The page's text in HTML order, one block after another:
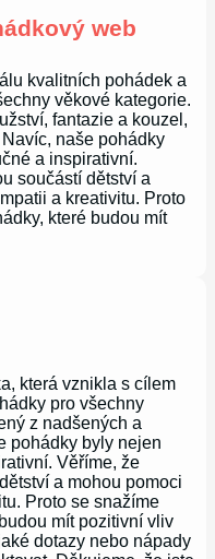
web
kvalitních pohádek a
věkové kategorie.
fantazie a kouzel,
naše pohádky
a inspirativní.
součástí dětství a
a kreativitu. Proto
které budou mít
která vznikla s cílem
pro všechny
z nadšených a
pohádky byly nejen
Věříme, že
a mohou pomoci
Proto se snažíme
mít pozitivní vliv
dotazy nebo nápady